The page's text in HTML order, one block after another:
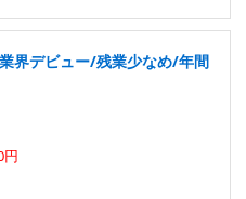
界デビュー/残業少なめ/年間
円